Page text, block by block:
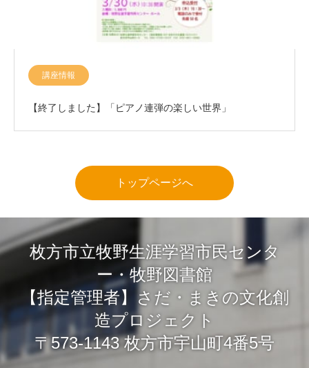
講座情報
【終了しました】「ピアノ連弾の楽しい世界」
トップページへ
枚方市立牧野生涯学習市民センタ
ー・牧野図書館
【指定管理者】さだ・まきの文化創
造プロジェクト
〒573-1143 枚方市宇山町4番5号